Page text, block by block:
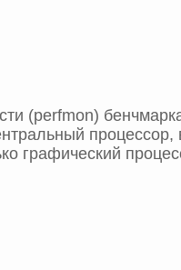
(perfmon)
процессор,
графический